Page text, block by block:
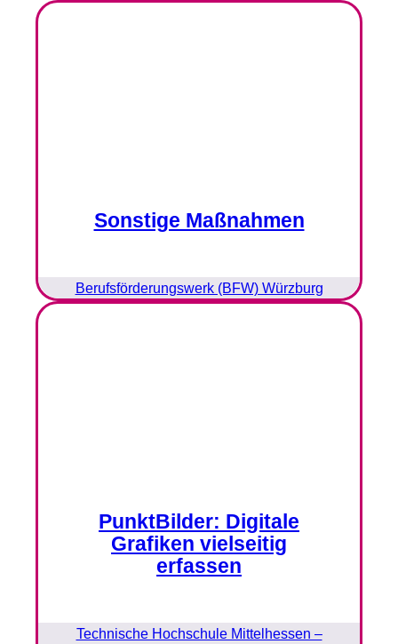
Sonstige Maßnahmen
Berufsförderungswerk (BFW) Würzburg
PunktBilder: Digitale
Grafiken vielseitig
erfassen
Technische Hochschule Mittelhessen –